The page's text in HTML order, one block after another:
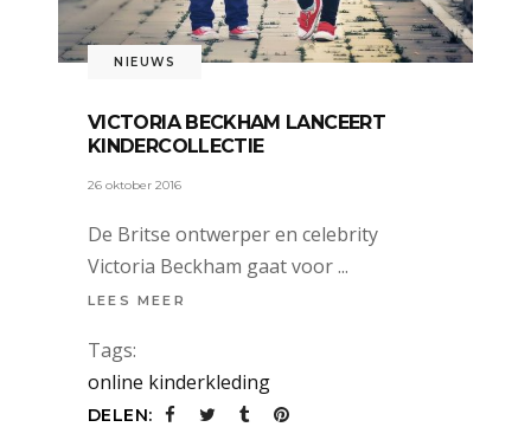
NIEUWS
VICTORIA BECKHAM LANCEERT
KINDERCOLLECTIE
26 oktober 2016
De Britse ontwerper en celebrity
Victoria Beckham gaat voor
LEES MEER
Tags:
online kinderkleding
DELEN: